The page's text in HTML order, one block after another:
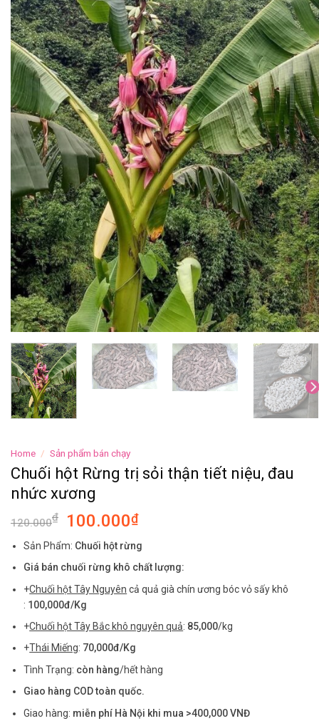
Home / Sản phẩm bán chạy
Chuối hột Rừng trị sỏi thận tiết niệu, đau
nhức xương
120.000₫ 100.000₫
Sản Phẩm: Chuối hột rừng
Giá bán chuối rừng khô chất lượng:
+Chuối hột Tây Nguyên cả quả già chín ương bóc vỏ sấy khô
: 100,000đ/Kg
+Chuối hột Tây Bắc khô nguyên quả: 85,000/kg
+Thái Miếng: 70,000đ/Kg
Tình Trạng: còn hàng/hết hàng
Giao hàng COD toàn quốc.
Giao hàng: miễn phí Hà Nội khi mua >400,000 VNĐ